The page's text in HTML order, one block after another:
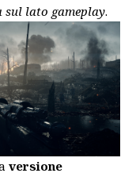
sul lato gameplay.
versione